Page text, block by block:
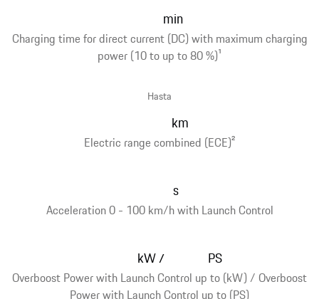
Charging time for direct current (DC) with maximum charging
power (10 to up to 80 %)1
min
Electric range combined (ECE)2
Hasta
km
Acceleration 0 - 100 km/h with Launch Control
s
Overboost Power with Launch Control up to (kW) / Overboost
Power with Launch Control up to (PS)
kW/ PS